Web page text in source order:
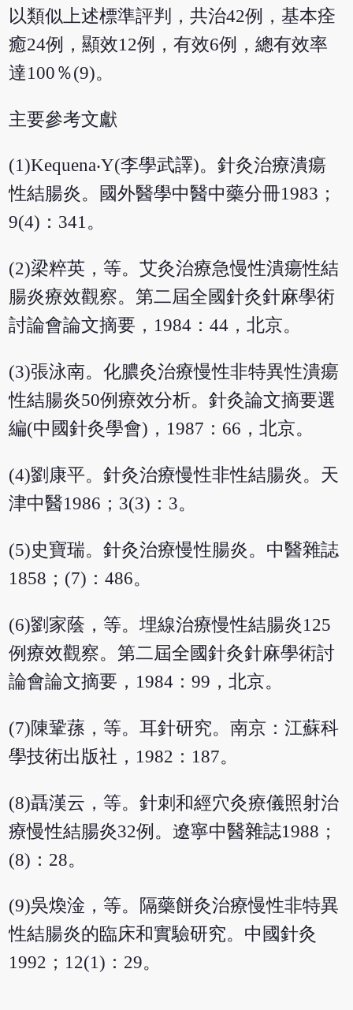
以類似上述標準評判，共治42例，基本痊
癒24例，顯效12例，有效6例，總有效率
達100％(9)。
主要參考文獻
(1)Kequena‧Y(李學武譯)。針灸治療潰瘍
性結腸炎。國外醫學中醫中藥分冊1983；
9(4)：341。
(2)梁粹英，等。艾灸治療急慢性潰瘍性結
腸炎療效觀察。第二屆全國針灸針麻學術
討論會論文摘要，1984：44，北京。
(3)張泳南。化膿灸治療慢性非特異性潰瘍
性結腸炎50例療效分析。針灸論文摘要選
編(中國針灸學會)，1987：66，北京。
(4)劉康平。針灸治療慢性非性結腸炎。天
津中醫1986；3(3)：3。
(5)史寶瑞。針灸治療慢性腸炎。中醫雜誌
1858；(7)：486。
(6)劉家蔭，等。埋線治療慢性結腸炎125
例療效觀察。第二屆全國針灸針麻學術討
論會論文摘要，1984：99，北京。
(7)陳鞏蓀，等。耳針研究。南京：江蘇科
學技術出版社，1982：187。
(8)聶漢云，等。針刺和經穴灸療儀照射治
療慢性結腸炎32例。遼寧中醫雜誌1988；
(8)：28。
(9)吳煥淦，等。隔藥餅灸治療慢性非特異
性結腸炎的臨床和實驗研究。中國針灸
1992；12(1)：29。